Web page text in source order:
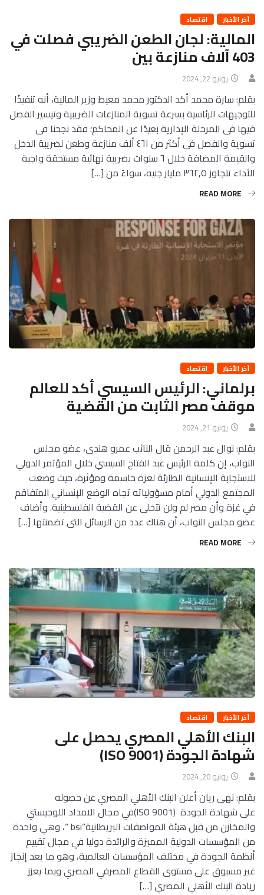
آخر الأخبار اقتصاد
المالية: لجان الطعن الضريبي فصلت في
403 آلاف منازعة بين
يونيو 22, 2024
بقلم: سارة محمد أكد الدكتور محمد معيط وزير المالية، أنه تنفيذًا
للتوجيهات الرئاسية بسرعة تسوية المنازعات الضريبية وتيسير الفصل
فيها فى المرحلة الإدارية بعيدًا عن المحاكم؛ فقد نجحنا فى
تسوية والفصل فى أكثر من ٤٦١ ألف منازعة وطعن لضريبة الدخل
والقيمة المضافة خلال ٦ سنوات بضريبة نهائية مستحقة واجبة
الأداء تتجاوز ٣٦٢,٥ مليار جنيه، سواءً من […]
READ MORE
آخر الأخبار اقتصاد
برلماني: الرئيس السيسي أكد للعالم
موقف مصر الثابت من القضية
يونيو 21, 2024
بقلم: نوال عبد الرحمن قال النائب عمرو هندى، عضو مجلس
النواب، إن كلمة الرئيس عبد الفتاح السيسي خلال المؤتمر الدولي
للاستجابة الإنسانية الطارئة لغزة حاسمة ومؤثرة، حيث وضعت
المجتمع الدولي أمام مسؤولياته تجاه الوضع الإنساني المتفاقم
في غزة وأن مصر لم ولن تتخلى عن القضية الفلسطينية. وأضاف
عضو مجلس النواب، أن هناك عدد من الرسائل التى تضمنتها […]
READ MORE
آخر الأخبار اقتصاد
البنك الأهلي المصري يحصل على
شهادة الجودة (ISO 9001)
يونيو 20, 2024
بقلم: نهى ريان أعلن البنك الأهلي المصري عن حصوله
على شهادة الجودة (ISO 9001)في مجال الامداد اللوجيستي
والمخازن من قبل هيئة المواصفات البريطانية”bsi “، وهي واحدة
من المؤسسات الدولية المميزة والرائدة دوليا في مجال تقييم
أنظمة الجودة في مختلف المؤسسات العالمية، وهو ما يعد إنجاز
غير مسبوق على مستوى القطاع المصرفي المصري وبما يعزز
ريادة البنك الأهلي المصري […]